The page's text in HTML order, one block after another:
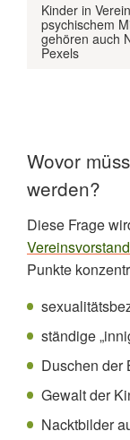
Kinder in
psychischem
gehören auch
Pexels
Wovor
werden?
Diese Frage
Vereinsvorstand
Punkte
ständige
Duschen der
Gewalt der
Nacktbilder